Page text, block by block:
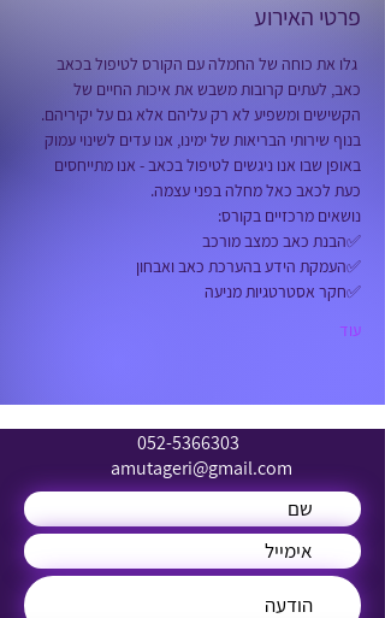
פרטי האירוע
גלו את כוחה של החמלה עם הקורס לטיפול בכאב
כאב, לעתים קרובות משבש את איכות החיים של
הקשישים ומשפיע לא רק עליהם אלא גם על יקיריהם.
בנוף שירותי הבריאות של ימינו, אנו עדים לשינוי עמוק
באופן שבו אנו ניגשים לטיפול בכאב - אנו מתייחסים
כעת לכאב כאל מחלה בפני עצמה.
נושאים מרכזיים בקורס:
✅הבנת כאב כמצב מורכב
✅העמקת הידע בהערכת כאב ואבחון
✅חקר אסטרטגיות מניעה
עוד
052-5366303
amutageri@gmail.com